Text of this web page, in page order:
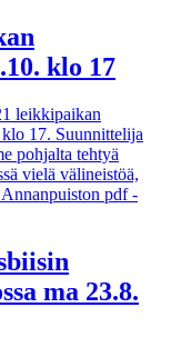
klo 17
leikkipaikan
17. Suunnittelija
pohjalta tehtyä
vielä välineistöä,
pdf -
ma 23.8.